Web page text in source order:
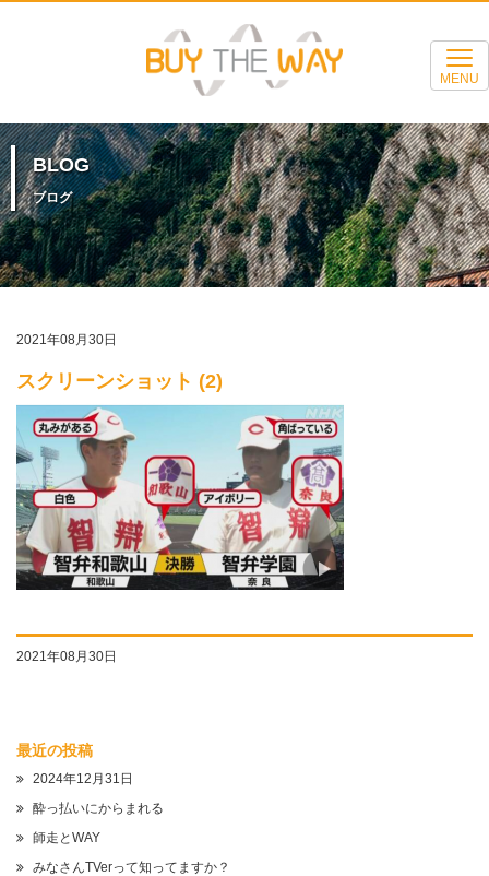
MENU
BLOG
ブログ
2021年08月30日
スクリーンショット (2)
2021年08月30日
最近の投稿
2024年12月31日
酔っ払いにからまれる
師走とWAY
みなさんTVerって知ってますか？